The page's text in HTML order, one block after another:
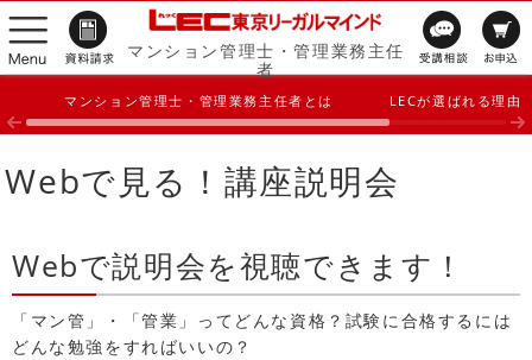
マンション管理士・管理業務主任
者
マンション管理士・管理業務主任者とは LECが選ばれる理由
Webで見る！講座説明会
Webで説明会を視聴できます！
「マン管」・「管業」ってどんな資格？試験に合格するには
どんな勉強をすればいいの？